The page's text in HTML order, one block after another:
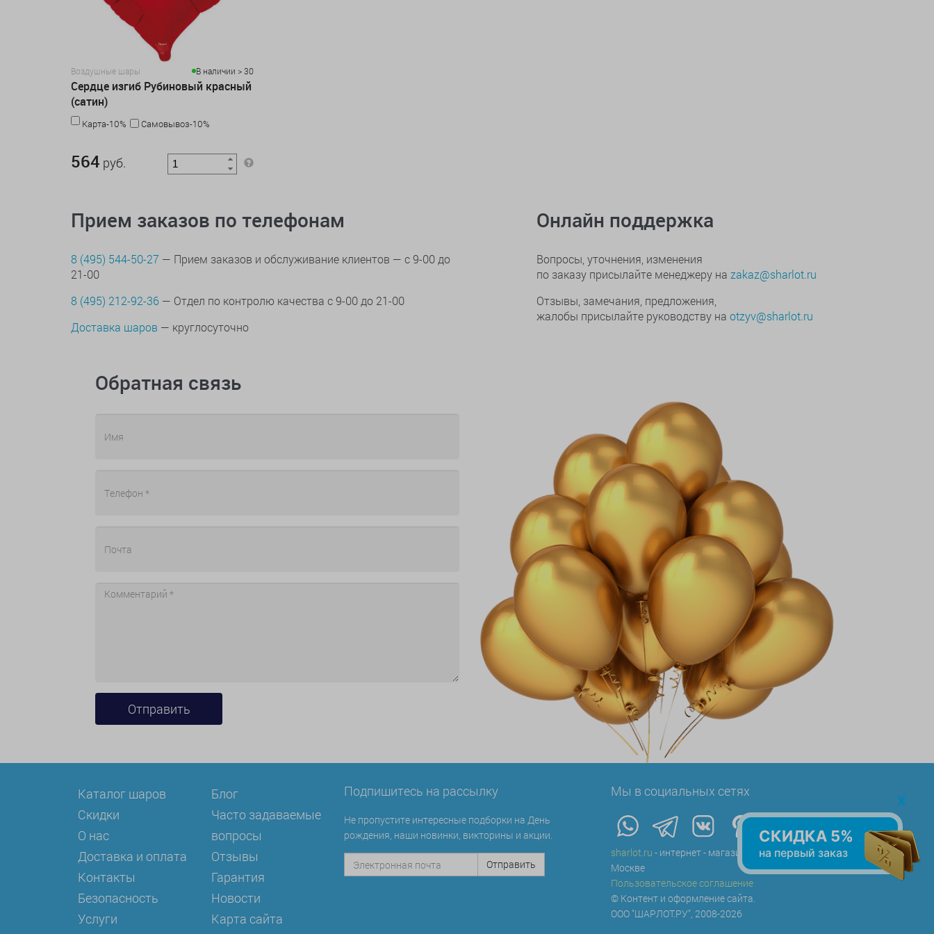
Воздушные шары В наличии > 30
Сердце изгиб Рубиновый красный
(сатин)
Карта-10%
Самовывоз-10%
564 руб.
Прием заказов по телефонам
8 (495) 544-50-27 — Прием заказов и обслуживание клиентов — с 9-00 до
21-00
8 (495) 212-92-36 — Отдел по контролю качества с 9-00 до 21-00
Доставка шаров — круглосуточно
Онлайн поддержка
Вопросы, уточнения, изменения
по заказу присылайте менеджеру на zakaz@sharlot.ru
Отзывы, замечания, предложения,
жалобы присылайте руководству на otzyv@sharlot.ru
Обратная связь
Каталог шаров
Скидки
О нас
Доставка и оплата
Контакты
Безопасность
Услуги
Блог
Часто задаваемые
вопросы
Отзывы
Гарантия
Новости
Карта сайта
Подпишитесь на рассылку
Не пропустите интересные подборки на День
рождения, наши новинки, викторины и акции.
Мы в социальных сетях
sharlot.ru - интернет - магазин воздушных шаров в
Москве
Пользовательское соглашение
© Контент и оформление сайта.
ООО "ШАРЛОТ.РУ", 2008-2026
x
СКИДКА 5%
на первый заказ